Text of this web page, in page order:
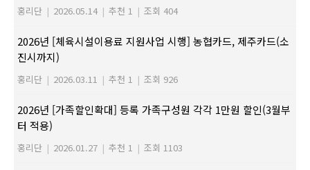
홍리단 | 2026.05.14 | 추천 1 | 조회 404
2026년 [체육시설이용료 지원사업 시행] 농협카드, 제주카드(소
진시까지)
홍리단 | 2026.03.11 | 추천 1 | 조회 926
2026년 [가족할인확대] 등록 가족구성원 각각 1만원 할인(3월부
터 적용)
홍리단 | 2026.01.27 | 추천 1 | 조회 1103